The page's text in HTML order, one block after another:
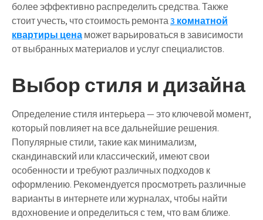
более эффективно распределить средства. Также
стоит учесть, что стоимость ремонта3 комнатной
квартиры ценаможет варьироваться в зависимости
от выбранных материалов и услуг специалистов.
Выбор стиля и дизайна
Определение стиля интерьера — это ключевой момент,
который повлияет на все дальнейшие решения.
Популярные стили, такие как минимализм,
скандинавский или классический, имеют свои
особенности и требуют различных подходов к
оформлению. Рекомендуется просмотреть различные
варианты в интернете или журналах, чтобы найти
вдохновение и определиться с тем, что вам ближе.